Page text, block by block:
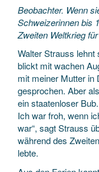
Beobachter. Wenn
Schweizerinnen bis
Zweiten Weltkrieg
Walter Strauss
blickt mit wachen
mit meiner Mutter
gesprochen. Aber
ein staatenloser
Ich war froh, wenn
war“, sagt Strauss
während des
lebte.